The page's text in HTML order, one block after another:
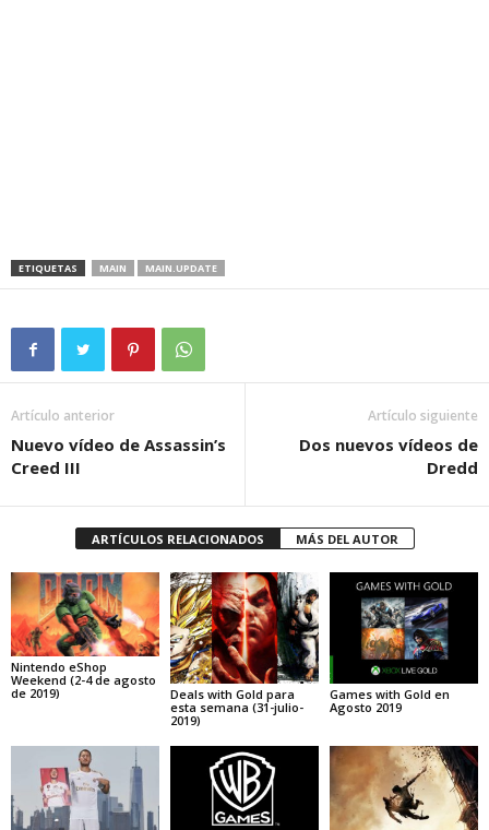
ETIQUETAS MAIN MAIN.UPDATE
Artículo anterior
Nuevo vídeo de Assassin’s
Creed III
Artículo siguiente
Dos nuevos vídeos de
Dredd
ARTÍCULOS RELACIONADOS MÁS DEL AUTOR
Nintendo eShop
Weekend (2-4 de agosto
de 2019)
Deals with Gold para
esta semana (31-julio-
2019)
Games with Gold en
Agosto 2019